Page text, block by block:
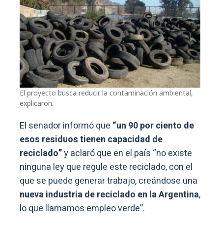
El proyecto busca reducir la contaminación ambiental,
explicaron.
El senador informó que “un 90 por ciento de
esos residuos tienen capacidad de
reciclado”y aclaró que en el país “no existe
ninguna ley que regule este reciclado, con el
que se puede generar trabajo, creándose una
nueva industria de reciclado en la Argentina,
lo que llamamos empleo verde”.